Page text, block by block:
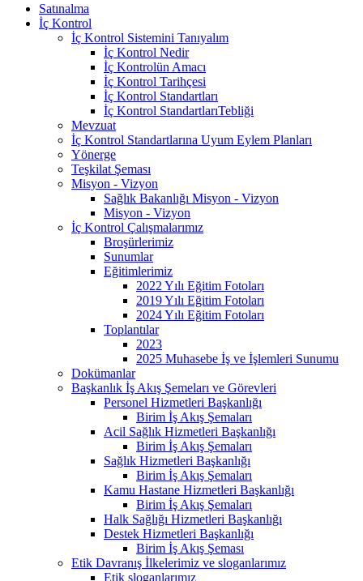
Satınalma
İç Kontrol
İç Kontrol Sistemini Tanıyalım
İç Kontrol Nedir
İç Kontrolün Amacı
İç Kontrol Tarihçesi
İç Kontrol Standartları
İç Kontrol StandartlarıTebliği
Mevzuat
İç Kontrol Standartlarına Uyum Eylem Planları
Yönerge
Teşkilat Şeması
Misyon - Vizyon
Sağlık Bakanlığı Misyon - Vizyon
Misyon - Vizyon
İç Kontrol Çalışmalarımız
Broşürlerimiz
Sunumlar
Eğitimlerimiz
2022 Yılı Eğitim Fotoları
2019 Yılı Eğitim Fotoları
2024 Yılı Eğitim Fotoları
Toplantılar
2023
2025 Muhasebe İş ve İşlemleri Sunumu
Dokümanlar
Başkanlık İş Akış Şemeları ve Görevleri
Personel Hizmetleri Başkanlığı
Birim İş Akış Şemaları
Acil Sağlık Hizmetleri Başkanlığı
Birim İş Akış Şemaları
Sağlık Hizmetleri Başkanlığı
Birim İş Akış Şemaları
Kamu Hastane Hizmetleri Başkanlığı
Birim İş Akış Şemaları
Halk Sağlığı Hizmetleri Başkanlığı
Destek Hizmetleri Başkanlığı
Birim İş Akış Şeması
Etik Davranış İlkelerimiz ve sloganlarımız
Etik sloganlarımız